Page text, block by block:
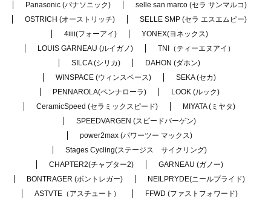
Panasonic (パナソニック)
selle san marco (セラ サンマルコ)
OSTRICH (オーストリッチ)
SELLE SMP (セラ エスエムピー)
4iiii(フォーアイ)
YONEX(ヨネックス)
LOUIS GARNEAU (ルイガノ)
TNI（ティーエヌアイ）
SILCA (シリカ)
DAHON (ダホン)
WINSPACE (ウィンスペース)
SEKA (セカ)
PENNAROLA(ペンナローラ)
LOOK (ルック)
CeramicSpeed (セラミックスピード)
MIYATA (ミヤタ)
SPEEDVARGEN (スピードバーゲン)
power2max (パワーツー マックス)
Stages Cycling(ステージス サイクリング)
CHAPTER2(チャプター2)
GARNEAU (ガノー)
BONTRAGER (ボントレガー)
NEILPRYDE(ニールプライド)
ASTVTE（アスチュート）
FFWD (ファストフォワード)